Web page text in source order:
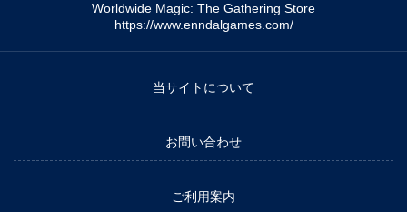
Worldwide Magic: The Gathering Store
https://www.enndalgames.com/
当サイトについて
お問い合わせ
ご利用案内